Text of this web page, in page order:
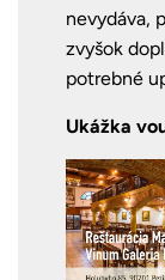
nevydáva,
zvyšok
potrebné
Ukážka